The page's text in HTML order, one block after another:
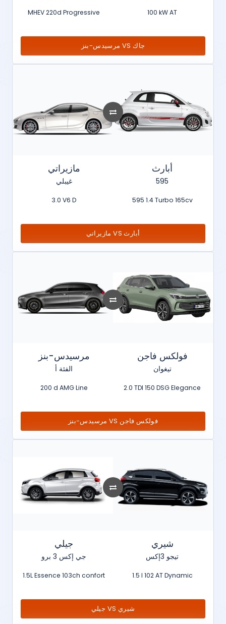
MHEV 220d Progressive 100 kW AT
مرسيدس-بنز VS جاك
مازيراتي
غيبلي
3.0 V6 D
أبارث
595
595 1.4 Turbo 165cv
مازيراتي VS أبارث
مرسيدس-بنز
الفئة أ
200 d AMG Line
فولكس فاجن
تيغوان
2.0 TDI 150 DSG Elegance
مرسيدس-بنز VS فولكس فاجن
جيلي
جي إكس 3 برو
1.5L Essence 103ch confort
شيري
تيجو 3إكس
1.5 l 102 AT Dynamic
جيلي VS شيري